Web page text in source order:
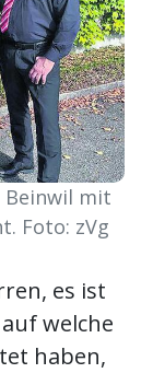
Beinwil mit
Foto: zVg
es ist
welche
haben,